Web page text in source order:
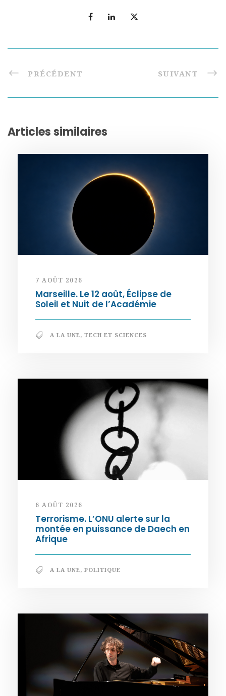
PRÉCÉDENT SUIVANT
Articles similaires
7 AOÛT 2026
Marseille. Le 12 août, Éclipse de
Soleil et Nuit de l’Académie
A LA UNE, TECH ET SCIENCES
6 AOÛT 2026
Terrorisme. L’ONU alerte sur la
montée en puissance de Daech en
Afrique
A LA UNE, POLITIQUE